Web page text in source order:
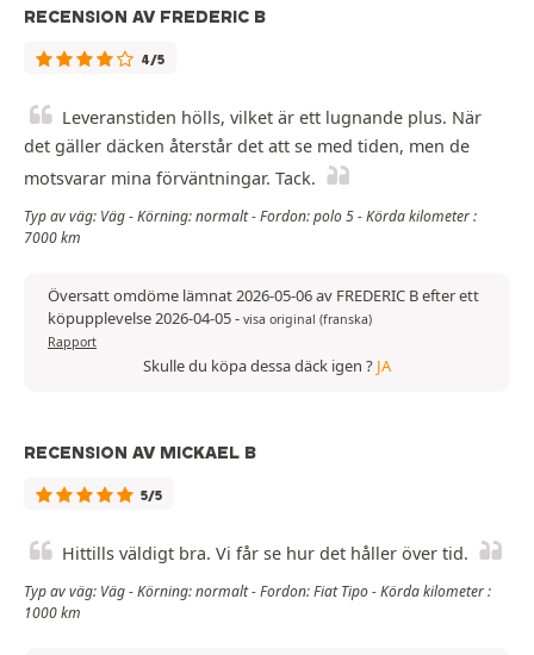
RECENSION AV FREDERIC B
4/5
Leveranstiden hölls, vilket är ett lugnande plus. När
det gäller däcken återstår det att se med tiden, men de
motsvarar mina förväntningar. Tack.
Typ av väg: Väg - Körning: normalt - Fordon: polo 5 - Körda kilometer :
7000 km
Översatt omdöme lämnat 2026-05-06 av FREDERIC B efter ett
köpupplevelse 2026-04-05- visa original (franska)
Rapport
Skulle du köpa dessa däck igen ? JA
RECENSION AV MICKAEL B
5/5
Hittills väldigt bra. Vi får se hur det håller över tid.
Typ av väg: Väg - Körning: normalt - Fordon: Fiat Tipo - Körda kilometer :
1000 km